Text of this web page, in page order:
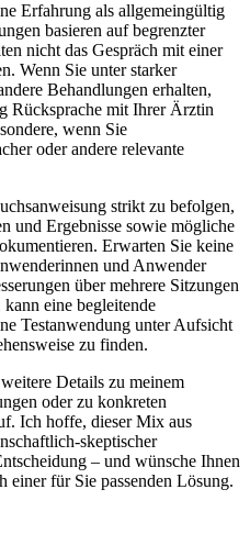
⁣Erfahrung als allgemeingültig
basieren auf ⁢begrenzter
nicht das Gespräch mit einer
Wenn Sie unter starker
Behandlungen erhalten,
‌Rücksprache mit Ihrer Ärztin
wenn⁣ Sie
oder andere relevante
strikt zu befolgen,
und Ergebnisse ⁢sowie mögliche
Erwarten ​Sie keine
und Anwender⁣
über mehrere Sitzungen
eine begleitende
Testanwendung​ unter‌ Aufsicht
zu finden.
Details zu meinem
oder zu konkreten
Ich hoffe,​ dieser Mix aus
skeptischer
– und wünsche Ihnen
‌einer für Sie passenden Lösung.